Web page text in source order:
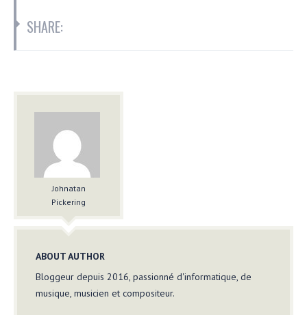
SHARE:
Johnatan
Pickering
ABOUT AUTHOR
Bloggeur depuis 2016, passionné d'informatique, de
musique, musicien et compositeur.